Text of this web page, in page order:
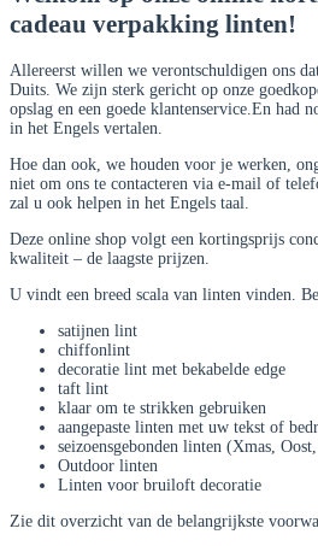
cadeau verpakking linten!
Allereerst willen we verontschuldigen ons
Duits. We zijn sterk gericht op onze
opslag en een goede klantenservice.En had
in het Engels vertalen.
Hoe dan ook, we houden voor je werken,
niet om ons te contacteren via e-mail of
zal u ook helpen in het Engels taal.
Deze online shop volgt een kortingsprijs
kwaliteit – de laagste prijzen.
U vindt een breed scala van linten vinden.
satijnen lint
chiffonlint
decoratie lint met bekabelde edge
taft lint
klaar om te strikken gebruiken
aangepaste linten met uw tekst of
seizoensgebonden linten (Xmas,
Outdoor linten
Linten voor bruiloft decoratie
Zie dit overzicht van de belangrijkste